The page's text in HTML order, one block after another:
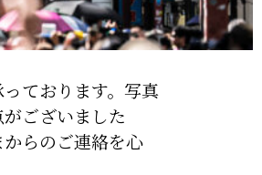
ております。写真
ございました
らのご連絡を心